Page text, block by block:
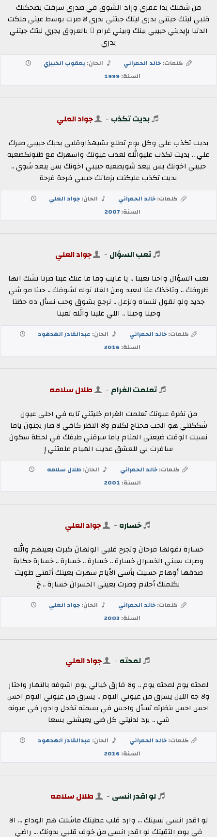
من شفتك بدا عمري وزاد الشوق في صدري سرقت بضحكتك
قلبي ليتك جيتني بدري ليتك جيتني بدري لا صرت بوسط عيني ملكت
الدنيا بإيديني حبيبي بينك وبيني غرام ٍ بالعروق يجري ليتك جيتني
بدري
كلمات:خالد الحمراني الحان: يعقوب الخبيزي
السنة:1999
بديت تكذب - جواد العلي
بديت تكذب علي وكل يوم تطلع بشيهذاوقلبي يحبك حبيبي صبرك
علي .. بديت تكذب عليوالله لعذب عيونك واسهرك مع ظنونكصعبه
حبيبي اخونك بس يبعد شويصعبه حبيبي اخونك بس يبعد شوي ..
بديت تكذب عليكنت بزمانك حبيبي فرحة فرحة
كلمات:خالد الحمراني الحان:جواد العلي
السنة:2007
تعب السؤال - جواد العلي
تعب السؤال واحنا تعبنا .. يا غايب وما ما عنك غبنا صرنا نشك انها
ظروفك .. وتاخذك عنا لبعيد ومن الغلا نوله لشوفك .. حبنا مو شي
جديد ولو نقول ننساه ونزعل .. نرجع بشوق وحب نسأل ده حظنا
وحبنا وحبنا .. اللي غلبنا والله تعبنا
كلمات:خالد الحمراني الحان: عبدالقادر الهدهود
السنة:2016
تعلمت الغرام - طلال سلامه
من نظرة عيونك تعلمت الغرام خليتني تايه في احلى عيون
شككتني هو الحب محتاج لكلام ولا النظر كافي لا صار بجنون ياما
نسيت الوقت ضيعني المنام ياما سرقني طيفك في لحظة سكون
سافرت بي للعشق عديت الهيام علمتني إ
كلمات:خالد الحمراني الحان: طلال سلامه
السنة: 2001
خساره - جواد العلي
خسارة تقولها فرحان وتجرح قلبي الولهان كبرت بعينهم والله
وصرت بعيني الخسران خسارة .. خسارة .. خسارة .. خسارة حكاية
صدقها أوهام حسيت بأسى الأيام سهرت بعينك أتمنى طويت
بكلمتك أحلام وصرت بعيني الخسران خسارة .. خ
كلمات:خالد الحمراني الحان:جواد العلي
السنة:2003
لمحته - جواد العلي
لمحته يوم لمحته يوم .. ولا فارق خيالي يوم اشوفه بالنهار واحتار
ولا جه الليل يسرق من عيوني النوم .. يسرق من عيوني النوم احس
احس احس بنظرته تسأل واحس في بسمته تخجل وادور في عيونه
شي .. يرد لدنيتي كل ضي يعيشني بسعا
كلمات:خالد الحمراني الحان: عبدالقادر الهدهود
السنة:2016
لو اقدر انسى - طلال سلامه
لو اقدر انسى نسيتك ... وارد قلب عطيتك ماشلت هم الوداع ... الا
في يوم التقيتك لو اقدر انسى من خوف قلبي بدونك ... راضي